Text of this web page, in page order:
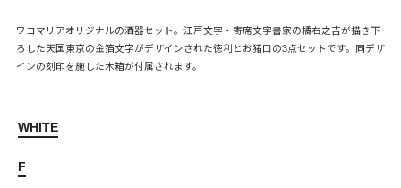
ワコマリアオリジナルの酒器セット。江戸文字・寄席文字書家の橘右之吉が描き下
ろした天国東京の金箔文字がデザインされた徳利とお猪口の3点セットです。同デザ
インの刻印を施した木箱が付属されます。
WHITE
F